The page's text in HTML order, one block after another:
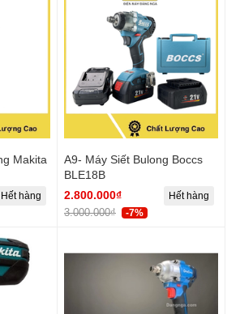
Makita
Hết hàng
A9- Máy Siết Bulong Boccs
BLE18B
2.800.000₫
3.000.000₫ -7%
Hết hàng